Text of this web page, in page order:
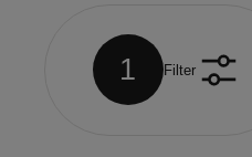
1 Filter